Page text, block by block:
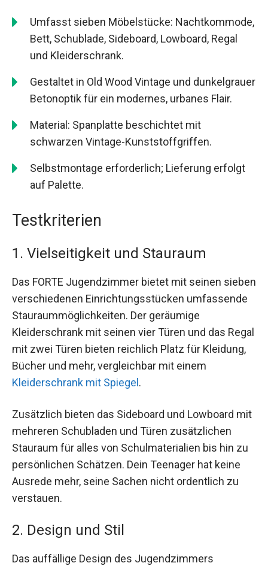
Umfasst sieben Möbelstücke: Nachtkommode,
Bett, Schublade, Sideboard, Lowboard, Regal
und Kleiderschrank.
Gestaltet in Old Wood Vintage und dunkelgrauer
Betonoptik für ein modernes, urbanes Flair.
Material: Spanplatte beschichtet mit
schwarzen Vintage-Kunststoffgriffen.
Selbstmontage erforderlich; Lieferung erfolgt
auf Palette.
Testkriterien
1. Vielseitigkeit und Stauraum
Das FORTE Jugendzimmer bietet mit seinen sieben
verschiedenen Einrichtungsstücken umfassende
Stauraummöglichkeiten. Der geräumige
Kleiderschrank mit seinen vier Türen und das Regal
mit zwei Türen bieten reichlich Platz für Kleidung,
Bücher und mehr, vergleichbar mit einem
Kleiderschrank mit Spiegel .
Zusätzlich bieten das Sideboard und Lowboard mit
mehreren Schubladen und Türen zusätzlichen
Stauraum für alles von Schulmaterialien bis hin zu
persönlichen Schätzen. Dein Teenager hat keine
Ausrede mehr, seine Sachen nicht ordentlich zu
verstauen.
2. Design und Stil
Das auffällige Design des Jugendzimmers